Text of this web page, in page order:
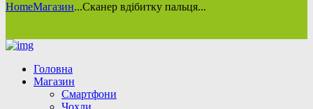
HomeМагазин...Сканер вдібитку пальця...
Головна
Магазин
Смартфони
Чохли